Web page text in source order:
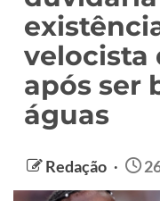
velocista
após ser
águas
Redação